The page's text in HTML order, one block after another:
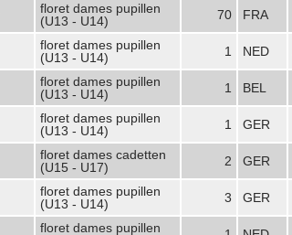
floret dames pupillen
(U13 - U14)
70 FRA
floret dames pupillen
(U13 - U14)
1 NED
floret dames pupillen
(U13 - U14)
1 BEL
floret dames pupillen
(U13 - U14)
1 GER
floret dames cadetten
(U15 - U17)
2 GER
floret dames pupillen
(U13 - U14)
3 GER
floret dames pupillen